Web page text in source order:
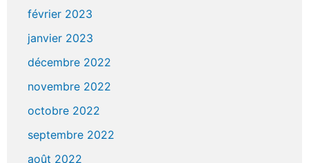
février 2023
janvier 2023
décembre 2022
novembre 2022
octobre 2022
septembre 2022
août 2022